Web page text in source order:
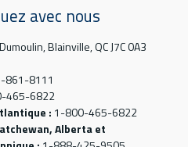
avec nous
Blainville, QC J7C 0A3
861-8111
465-6822
: 1-800-465-6822
Alberta et